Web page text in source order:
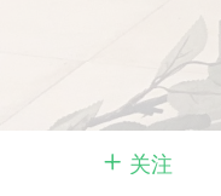
关注